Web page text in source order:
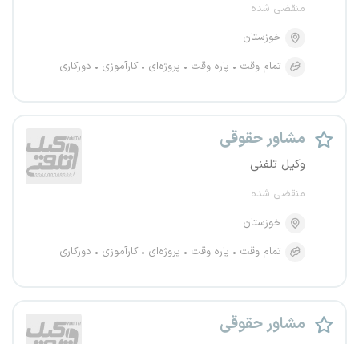
منقضی شده
خوزستان
تمام وقت
پاره وقت پروژه‌ای کارآموزی دورکاری
مشاور حقوقی
وکیل تلفنی
منقضی شده
خوزستان
تمام وقت
پاره وقت پروژه‌ای کارآموزی دورکاری
مشاور حقوقی